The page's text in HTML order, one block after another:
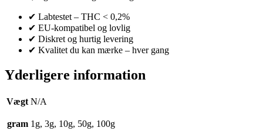
✔ Labtestet – THC < 0,2%
✔ EU-kompatibel og lovlig
✔ Diskret og hurtig levering
✔ Kvalitet du kan mærke – hver gang
Yderligere information
Vægt N/A
gram 1g, 3g, 10g, 50g, 100g